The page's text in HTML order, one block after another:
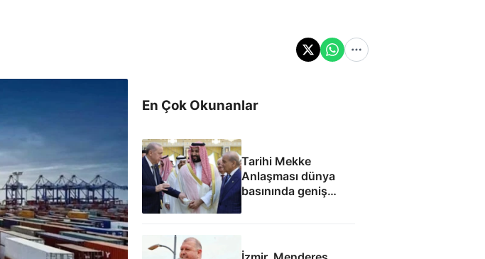
En Çok Okunanlar
Tarihi Mekke
Anlaşması dünya
basınında geniş
yankı uyandırdı